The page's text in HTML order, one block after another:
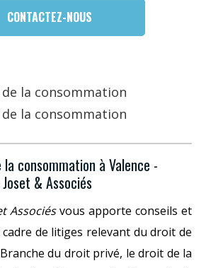
CONTACTEZ-NOUS
la consommation
la consommation
consommation à Valence -
& Associés
Associésvous apporte conseils et
de litiges relevant du droit de
du droit privé, le droit de la